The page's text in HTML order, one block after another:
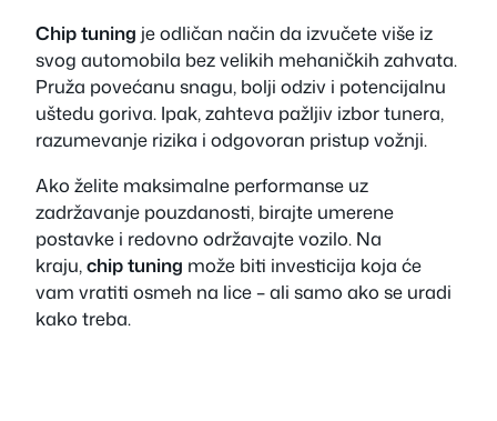
Chip tuning je odličan način da izvučete više iz
svog automobila bez velikih mehaničkih zahvata.
Pruža povećanu snagu, bolji odziv i potencijalnu
uštedu goriva. Ipak, zahteva pažljiv izbor tunera,
razumevanje rizika i odgovoran pristup vožnji.
Ako želite maksimalne performanse uz
zadržavanje pouzdanosti, birajte umerene
postavke i redovno održavajte vozilo. Na
kraju,chip tuning može biti investicija koja će
vam vratiti osmeh na lice – ali samo ako se uradi
kako treba.